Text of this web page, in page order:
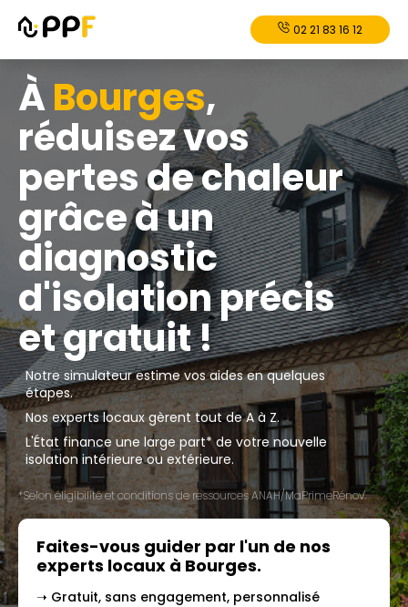
02 21 83 16 12
ÀBourges,
réduisez vos
pertes de chaleur
grâce à un
diagnostic
d'isolation précis
et gratuit !
Notre simulateur estime vos aides en quelques
étapes.
Nos experts locaux gèrent tout de A à Z.
L'État finance une large part* de votre nouvelle
isolation intérieure ou extérieure.
*Selon éligibilité et conditions de ressources ANAH/MaPrimeRénov'.
Faites-vous guider par l'un de nos
experts locaux à Bourges.
➝ Gratuit, sans engagement, personnalisé